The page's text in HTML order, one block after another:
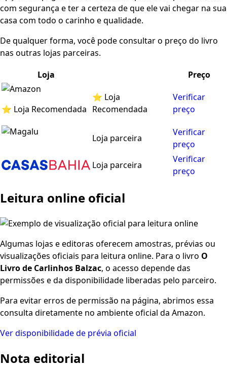
com segurança e ter a certeza de que ele vai chegar na sua
casa com todo o carinho e qualidade.
De qualquer forma, você pode consultar o preço do livro
nas outras lojas parceiras.
Loja
Preço
⭐ Loja Recomendada
⭐ Loja
Recomendada
Verificar
preço
Loja parceira
Verificar
preço
Loja parceira
Verificar
preço
Leitura online oficial
Algumas lojas e editoras oferecem amostras, prévias ou
visualizações oficiais para leitura online. Para o livro O
Livro de Carlinhos Balzac, o acesso depende das
permissões e da disponibilidade liberadas pelo parceiro.
Para evitar erros de permissão na página, abrimos essa
consulta diretamente no ambiente oficial da Amazon.
Ver disponibilidade de prévia oficial
Nota editorial